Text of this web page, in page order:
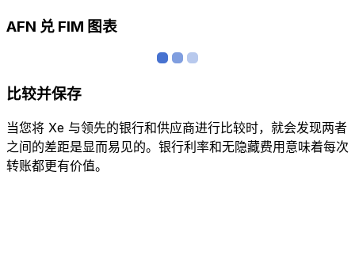
AFN 兑 FIM 图表
比较并保存
当您将 Xe 与领先的银行和供应商进行比较时，就会发现两者
之间的差距是显而易见的。银行利率和无隐藏费用意味着每次
转账都更有价值。